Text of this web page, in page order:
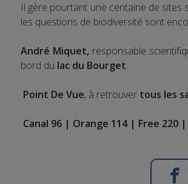
Il gère pourtant une centaine de
les questions de biodiversité sont
André Miquet, responsable
bord du lac du Bourget.
Point De Vue, à retrouver tous les
Canal 96 | Orange 114 | Free 220